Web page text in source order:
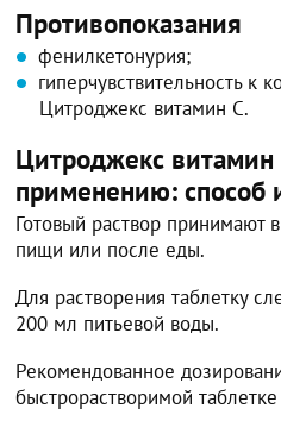
Противопоказания
фенилкетонурия;
гиперчувствительность к
Цитроджекс витамин C.
Цитроджекс витамин
применению: способ
Готовый раствор принимают
пищи или после еды.
Для растворения таблетку
200 мл питьевой воды.
Рекомендованное
быстрорастворимой